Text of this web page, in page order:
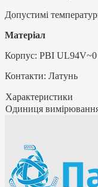
Допустимі
Матеріал
Корпус: PBI UL94V~0
Контакти: Латунь
Характеристики
Одиниця